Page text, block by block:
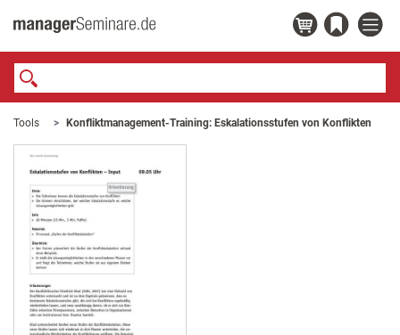
Tools Konfliktmanagement-Training: Eskalationsstufen von Konflikten